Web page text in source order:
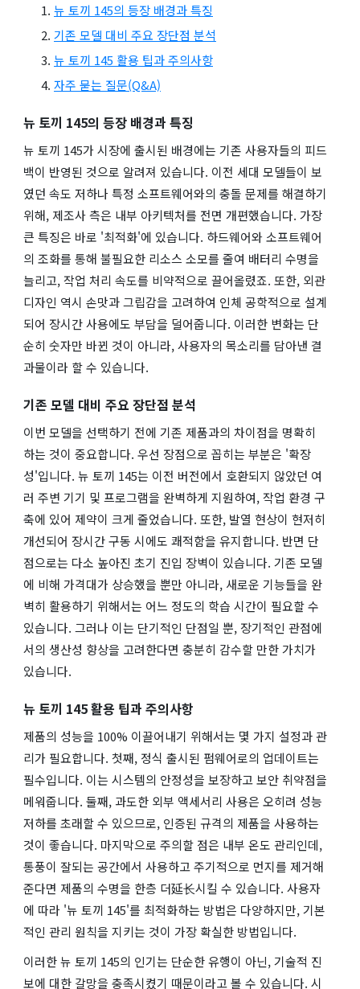
뉴 토끼 145의 등장 배경과 특징
기존 모델 대비 주요 장단점 분석
뉴 토끼 145 활용 팁과 주의사항
자주 묻는 질문(Q&A)
뉴 토끼 145의 등장 배경과 특징
뉴 토끼 145가 시장에 출시된 배경에는 기존 사용자들의 피드
백이 반영된 것으로 알려져 있습니다. 이전 세대 모델들이 보
였던 속도 저하나 특정 소프트웨어와의 충돌 문제를 해결하기
위해, 제조사 측은 내부 아키텍처를 전면 개편했습니다. 가장
큰 특징은 바로 '최적화'에 있습니다. 하드웨어와 소프트웨어
의 조화를 통해 불필요한 리소스 소모를 줄여 배터리 수명을
늘리고, 작업 처리 속도를 비약적으로 끌어올렸죠. 또한, 외관
디자인 역시 손맛과 그립감을 고려하여 인체 공학적으로 설계
되어 장시간 사용에도 부담을 덜어줍니다. 이러한 변화는 단
순히 숫자만 바뀐 것이 아니라, 사용자의 목소리를 담아낸 결
과물이라 할 수 있습니다.
기존 모델 대비 주요 장단점 분석
이번 모델을 선택하기 전에 기존 제품과의 차이점을 명확히
하는 것이 중요합니다. 우선 장점으로 꼽히는 부분은 '확장
성'입니다. 뉴 토끼 145는 이전 버전에서 호환되지 않았던 여
러 주변 기기 및 프로그램을 완벽하게 지원하여, 작업 환경 구
축에 있어 제약이 크게 줄었습니다. 또한, 발열 현상이 현저히
개선되어 장시간 구동 시에도 쾌적함을 유지합니다. 반면 단
점으로는 다소 높아진 초기 진입 장벽이 있습니다. 기존 모델
에 비해 가격대가 상승했을 뿐만 아니라, 새로운 기능들을 완
벽히 활용하기 위해서는 어느 정도의 학습 시간이 필요할 수
있습니다. 그러나 이는 단기적인 단점일 뿐, 장기적인 관점에
서의 생산성 향상을 고려한다면 충분히 감수할 만한 가치가
있습니다.
뉴 토끼 145 활용 팁과 주의사항
제품의 성능을 100% 이끌어내기 위해서는 몇 가지 설정과 관
리가 필요합니다. 첫째, 정식 출시된 펌웨어로의 업데이트는
필수입니다. 이는 시스템의 안정성을 보장하고 보안 취약점을
메워줍니다. 둘째, 과도한 외부 액세서리 사용은 오히려 성능
저하를 초래할 수 있으므로, 인증된 규격의 제품을 사용하는
것이 좋습니다. 마지막으로 주의할 점은 내부 온도 관리인데,
통풍이 잘되는 공간에서 사용하고 주기적으로 먼지를 제거해
준다면 제품의 수명을 한층 더延长시킬 수 있습니다. 사용자
에 따라 '뉴 토끼 145'를 최적화하는 방법은 다양하지만, 기본
적인 관리 원칙을 지키는 것이 가장 확실한 방법입니다.
이러한 뉴 토끼 145의 인기는 단순한 유행이 아닌, 기술적 진
보에 대한 갈망을 충족시켰기 때문이라고 볼 수 있습니다. 시